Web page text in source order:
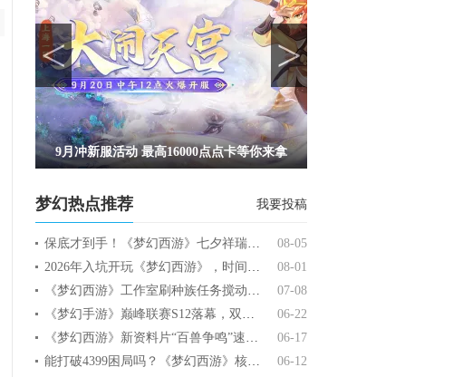
9月冲新服活动 最高16000点点卡等你来拿
< >
梦幻热点推荐 我要投稿
08-05
保底才到手！《梦幻西游》七夕祥瑞遭玩家吐槽减量不减价
08-01
2026年入坑开玩《梦幻西游》，时间服和畅玩服要怎么选？
07-08
《梦幻西游》工作室刷种族任务搅动物价，官方更新规则封堵漏洞
06-22
《梦幻手游》巅峰联赛S12落幕，双生新服将开启，专属福利上线
06-17
《梦幻西游》新资料片“百兽争鸣”速报：三大核心玩法全面解析
06-12
能打破4399困局吗？《梦幻西游》核心班底集体跳槽4399